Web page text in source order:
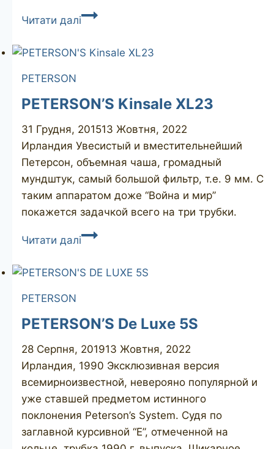
Читати даліHILSON
303
PETERSON
PETERSON’S Kinsale XL23
31 Грудня, 201513 Жовтня, 2022
Ирландия Увесистый и вместительнейший
Петерсон, объемная чаша, громадный
мундштук, самый большой фильтр, т.е. 9 мм. С
таким аппаратом доже “Война и мир”
покажется задачкой всего на три трубки.
Читати даліPETERSON’S
XL23
PETERSON
PETERSON’S De Luxe 5S
28 Серпня, 201913 Жовтня, 2022
Ирландия, 1990 Эксклюзивная версия
всемирноизвестной, неверояно популярной и
уже ставшей предметом истинного
поклонения Peterson’s System. Судя по
заглавной курсивной “E”, отмеченной на